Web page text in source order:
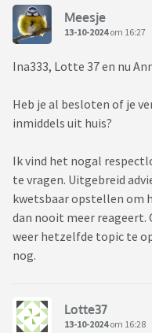
Meesje
13-10-2024om 16:27
Ina333, Lotte 37 en nu
Heb je al besloten of je
inmiddels uit huis?
Ik vind het nogal
te vragen. Uitgebreid
kwetsbaar opstellen om
dan nooit meer reageert.
weer hetzelfde topic te
nog.
Lotte37
13-10-2024om 16:28